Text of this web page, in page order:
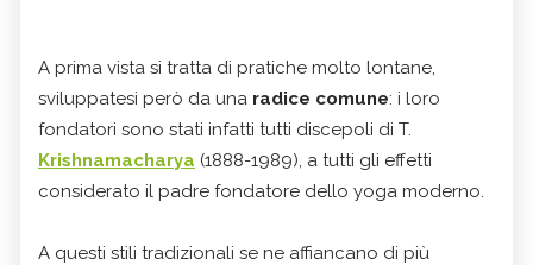
A prima vista si tratta di pratiche molto lontane,
sviluppatesi però da una radice comune: i loro
fondatori sono stati infatti tutti discepoli di T.
Krishnamacharya (1888-1989), a tutti gli effetti
considerato il padre fondatore dello yoga moderno.
A questi stili tradizionali se ne affiancano di più